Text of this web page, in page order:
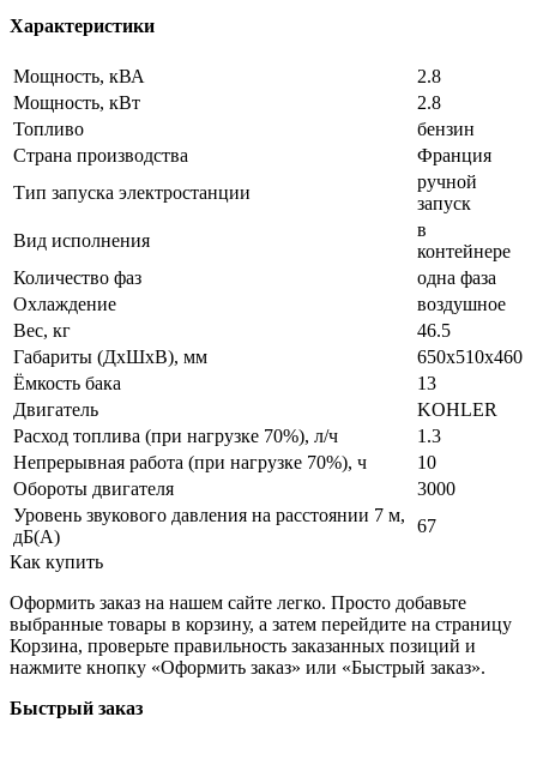
Характеристики
Мощность, кВА
2.8
Мощность, кВт
2.8
Топливо
бензин
Страна производства
Франция
Тип запуска электростанции
ручной
запуск
Вид исполнения
в
контейнере
Количество фаз
одна фаза
Охлаждение
воздушное
Вес, кг
46.5
Габариты (ДхШхВ), мм
650x510x460
Ёмкость бака
13
Двигатель
KOHLER
Расход топлива (при нагрузке 70%), л/ч
1.3
Непрерывная работа (при нагрузке 70%), ч
10
Обороты двигателя
3000
Уровень звукового давления на расстоянии 7 м,
дБ(A)
67
Как купить
Оформить заказ на нашем сайте легко. Просто добавьте
выбранные товары в корзину, а затем перейдите на страницу
Корзина, проверьте правильность заказанных позиций и
нажмите кнопку «Оформить заказ» или «Быстрый заказ».
Быстрый заказ